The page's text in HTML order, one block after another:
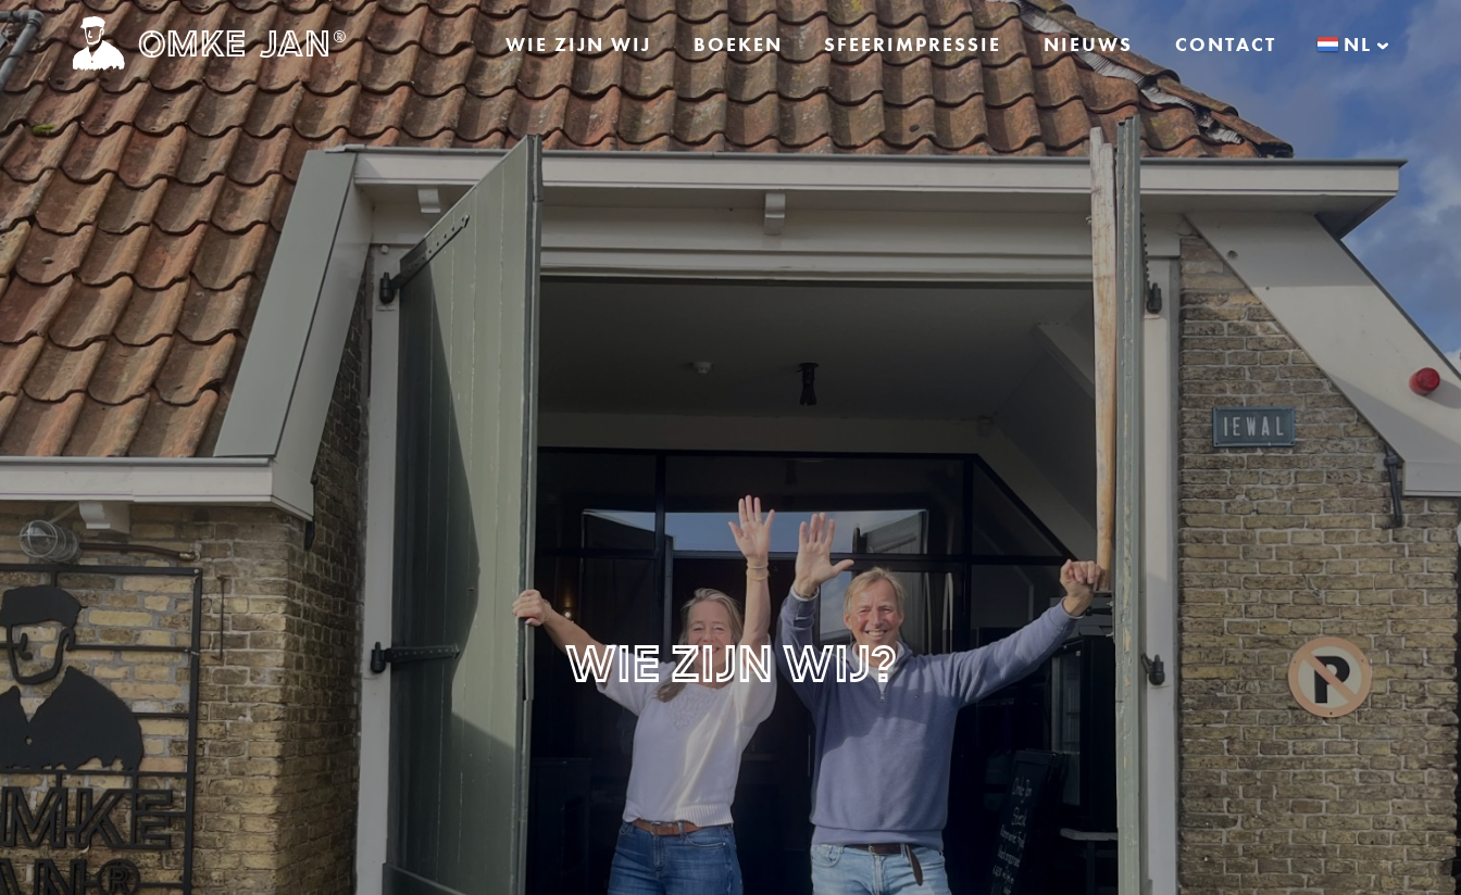
WIE ZIJN WIJ BOEKEN SFEERIMPRESSIE NIEUWS CONTACT NL
Wie zijn wij?